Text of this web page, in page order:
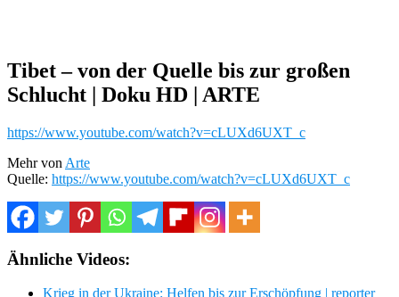
Tibet – von der Quelle bis zur großen
Schlucht | Doku HD | ARTE
https://www.youtube.com/watch?v=cLUXd6UXT_c
Mehr von Arte
Quelle: https://www.youtube.com/watch?v=cLUXd6UXT_c
Ähnliche Videos:
Krieg in der Ukraine: Helfen bis zur Erschöpfung | reporter